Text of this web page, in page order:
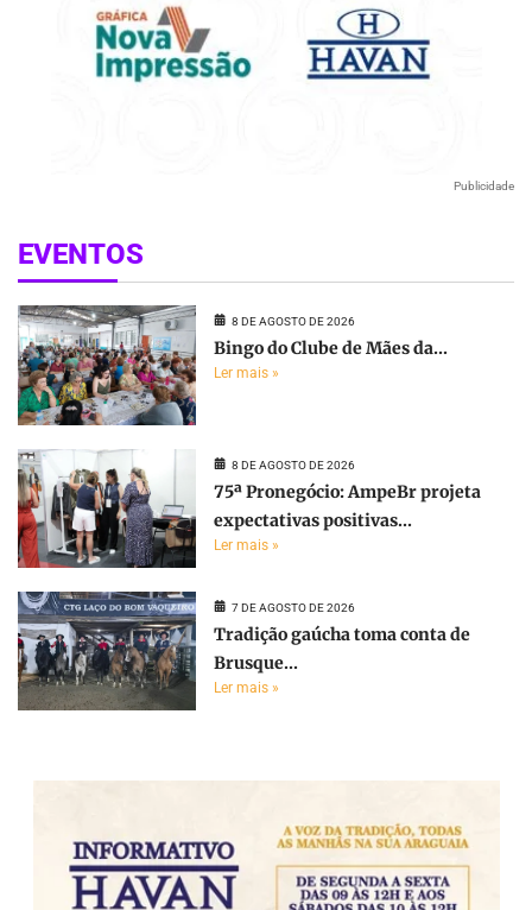
Publicidade
EVENTOS
8 DE AGOSTO DE 2026
Bingo do Clube de Mães da...
Ler mais »
8 DE AGOSTO DE 2026
75ª Pronegócio: AmpeBr projeta
expectativas positivas...
Ler mais »
7 DE AGOSTO DE 2026
Tradição gaúcha toma conta de
Brusque...
Ler mais »